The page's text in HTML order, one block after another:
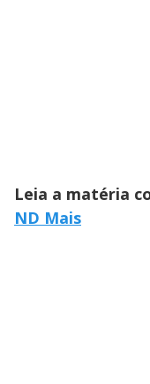
Leia a matéria
ND Mais